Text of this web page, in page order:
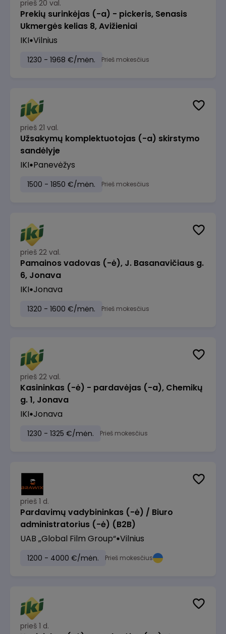
prieš 20 val.
Prekių surinkėjas (-a) - pickeris, Senasis
Ukmergės kelias 8, Avižieniai
IKI Vilnius
1230 - 1968 €/mėn. Prieš mokesčius
prieš 21 val.
Užsakymų komplektuotojas (-a) skirstymo
sandėlyje
IKI Panevėžys
1500 - 1850 €/mėn. Prieš mokesčius
prieš 22 val.
Pamainos vadovas (-ė), J. Basanavičiaus g.
6, Jonava
IKI Jonava
1320 - 1600 €/mėn. Prieš mokesčius
prieš 22 val.
Kasininkas (-ė) - pardavėjas (-a), Chemikų
g. 1, Jonava
IKI Jonava
1230 - 1325 €/mėn. Prieš mokesčius
prieš 1 d.
Pardavimų vadybininkas (-ė) / Biuro
administratorius (-ė) (B2B)
UAB „Global Film Group“ Vilnius
1200 - 4000 €/mėn. Prieš mokesčius
prieš 1 d.